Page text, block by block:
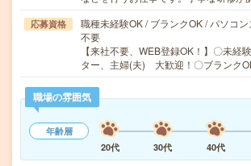
応募資格
職種未経験OK / ブランクOK / パソコ
不要
【来社不要、WEB登録OK！】〇未経
ター、主婦(夫) 大歓迎！〇ブランク
職場の雰囲気
年齢層
20代
30代 40代